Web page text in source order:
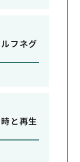
フネグ
と再生